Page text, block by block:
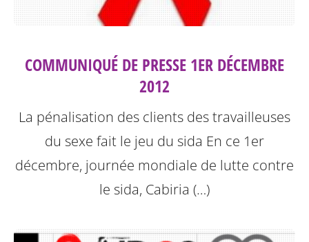
COMMUNIQUÉ DE PRESSE 1ER DÉCEMBRE
2012
La pénalisation des clients des travailleuses
du sexe fait le jeu du sida En ce 1er
décembre, journée mondiale de lutte contre
le sida, Cabiria (…)